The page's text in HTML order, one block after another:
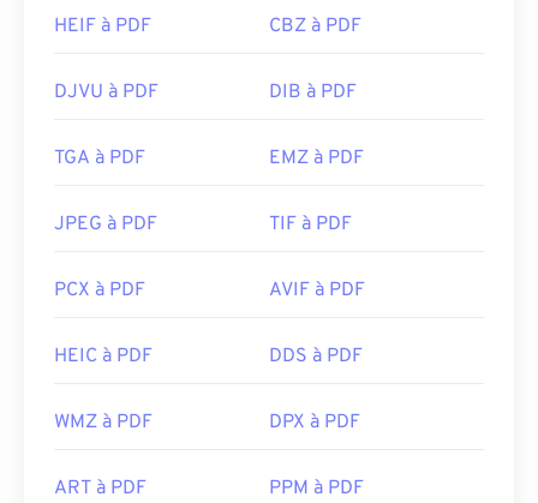
HEIF à PDF CBZ à PDF
DJVU à PDF DIB à PDF
TGA à PDF EMZ à PDF
JPEG à PDF TIF à PDF
PCX à PDF AVIF à PDF
HEIC à PDF DDS à PDF
WMZ à PDF DPX à PDF
ART à PDF PPM à PDF